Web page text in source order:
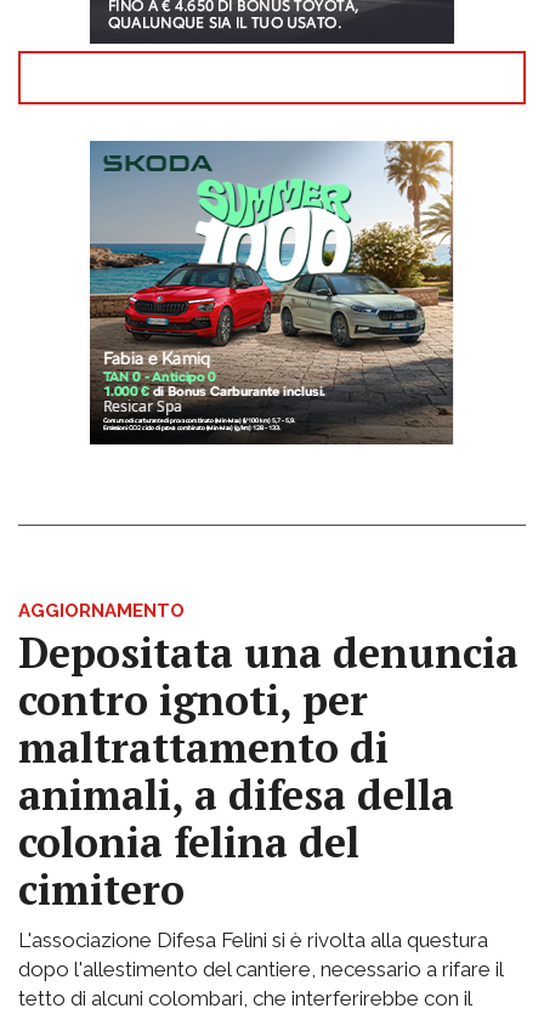
AGGIORNAMENTO
Depositata una denuncia
contro ignoti, per
maltrattamento di
animali, a difesa della
colonia felina del
cimitero
L'associazione Difesa Felini si è rivolta alla questura
dopo l'allestimento del cantiere, necessario a rifare il
tetto di alcuni colombari, che interferirebbe con il